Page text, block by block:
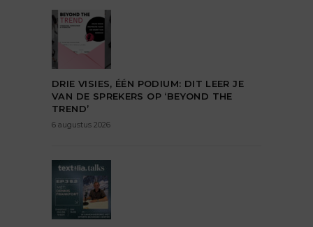
DRIE VISIES, ÉÉN PODIUM: DIT LEER JE
VAN DE SPREKERS OP ‘BEYOND THE
TREND’
6 augustus 2026